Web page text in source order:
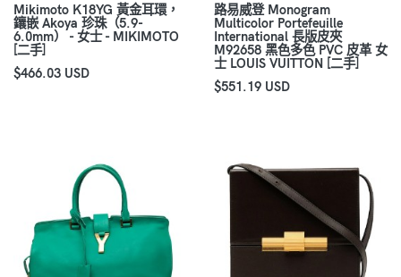
Mikimoto K18YG 黃金耳環，
鑲嵌 Akoya 珍珠（5.9-
6.0mm） - 女士 - MIKIMOTO
[二手]
$466.03 USD
路易威登 Monogram
Multicolor Portefeuille
International 長版皮夾
M92658 黑色多色 PVC 皮革 女
士 LOUIS VUITTON [二手]
$551.19 USD